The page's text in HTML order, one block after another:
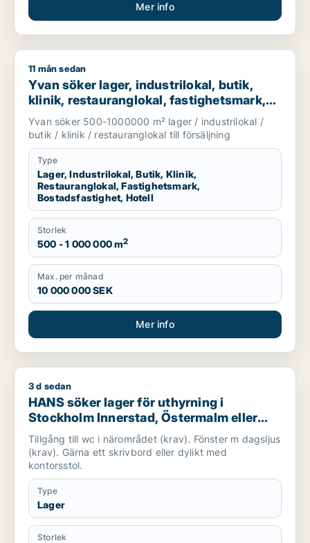
Mer info
Yvan söker lager, industrilokal, butik, klinik,
11 mån sedan
Yvan söker lager, industrilokal, butik,
klinik, restauranglokal, fastighetsmark,
bostadsfastighet eller hotell till salu i
Stockholm
Yvan söker 500-1000000 m² lager / industrilokal /
butik / klinik / restauranglokal till försäljning
Type
Lager, Industrilokal, Butik, Klinik,
Restauranglokal, Fastighetsmark,
Bostadsfastighet, Hotell
Storlek
500 - 1 000 000 m2
Max. per månad
10 000 000 SEK
Mer info
HANS söker lager för uthyrning i Stockholm Innerstad,
3 d sedan
HANS söker lager för uthyrning i
Stockholm Innerstad, Östermalm eller
Gärdet/Djurgården
Tillgång till wc i närområdet (krav). Fönster m dagsljus
(krav). Gärna ett skrivbord eller dylikt med
kontorsstol.
Type
Lager
Storlek